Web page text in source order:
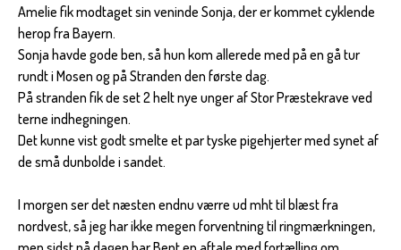
Amelie fik modtaget sin veninde Sonja, der er kommet cyklende
herop fra Bayern.
Sonja havde gode ben, så hun kom allerede med på en gå tur
rundt i Mosen og på Stranden den første dag.
På stranden fik de set 2 helt nye unger af Stor Præstekrave ved
terne indhegningen.
Det kunne vist godt smelte et par tyske pigehjerter med synet af
de små dunbolde i sandet.
I morgen ser det næsten endnu værre ud mht til blæst fra
nordvest, så jeg har ikke megen forventning til ringmærkningen,